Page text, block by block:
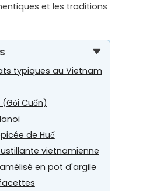
et les traditions
typiques au Vietnam
Cuốn)
de Huế
vietnamienne
en pot d'argile